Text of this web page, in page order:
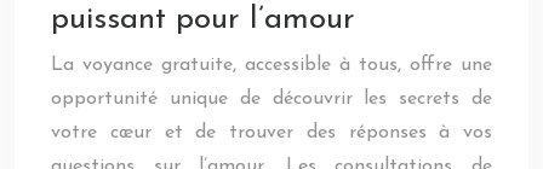
puissant pour l’amour
La voyance gratuite, accessible à tous, offre une
opportunité unique de découvrir les secrets de
votre cœur et de trouver des réponses à vos